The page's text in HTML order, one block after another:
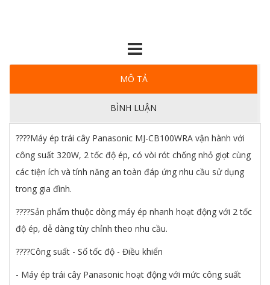
MÔ TẢ
BÌNH LUẬN
????Máy ép trái cây Panasonic MJ-CB100WRA vận hành với
công suất 320W, 2 tốc độ ép, có vòi rót chống nhỏ giọt cùng
các tiện ích và tính năng an toàn đáp ứng nhu cầu sử dụng
trong gia đình.
????Sản phẩm thuộc dòng máy ép nhanh hoạt động với 2 tốc
độ ép, dễ dàng tùy chỉnh theo nhu cầu.
????Công suất - Số tốc độ - Điều khiển
- Máy ép trái cây Panasonic hoạt động với mức công suất